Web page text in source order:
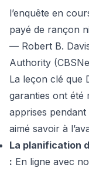
l’enquête en
payé de rançon
— Robert B.
Authority
La leçon clé que
garanties ont été
apprises pendant
aimé savoir à
La planification
: En ligne avec